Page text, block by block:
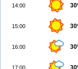
14:00
15:00
16:00
17:00